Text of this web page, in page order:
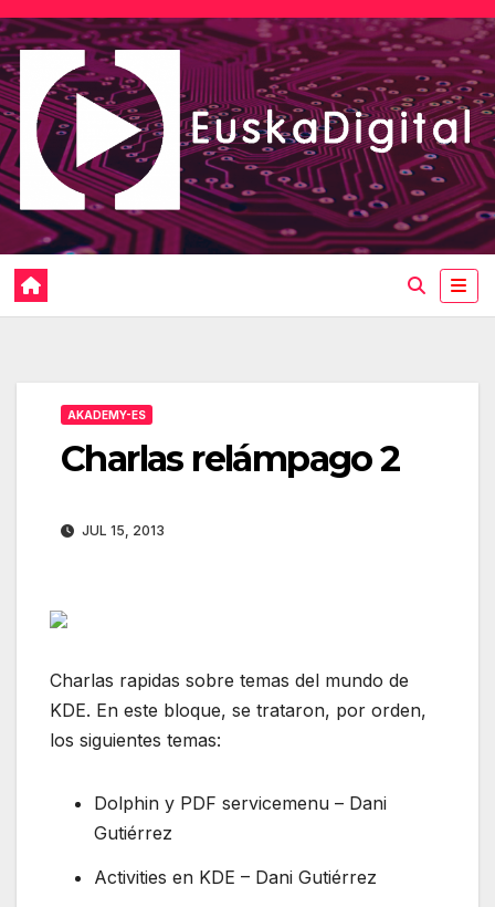
Saltar
al
contenido
AKADEMY-ES
Charlas relámpago 2
JUL 15, 2013
Charlas rapidas sobre temas del mundo de
KDE. En este bloque, se trataron, por orden,
los siguientes temas:
Dolphin y PDF servicemenu – Dani
Gutiérrez
Activities en KDE – Dani Gutiérrez